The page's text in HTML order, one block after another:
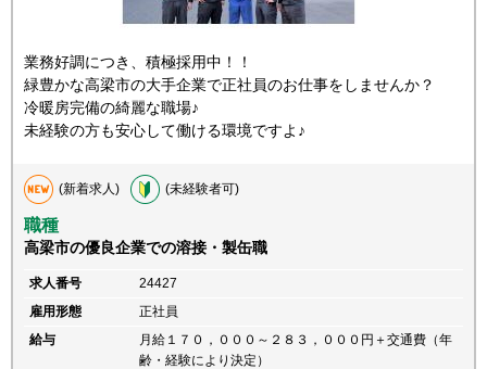
業務好調につき、積極採用中！！
緑豊かな高梁市の大手企業で正社員のお仕事をしませんか？
冷暖房完備の綺麗な職場♪
未経験の方も安心して働ける環境ですよ♪
(新着求人) (未経験者可)
職種
高梁市の優良企業での溶接・製缶職
求人番号
24427
雇用形態
正社員
給与
月給１７０，０００～２８３，０００円＋交通費（年
齢・経験により決定）